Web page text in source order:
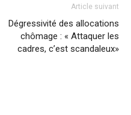
Article suivant
Dégressivité des allocations
chômage : « Attaquer les
cadres, c’est scandaleux»